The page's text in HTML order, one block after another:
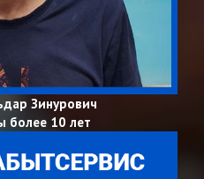
Зинурович
более 10 лет